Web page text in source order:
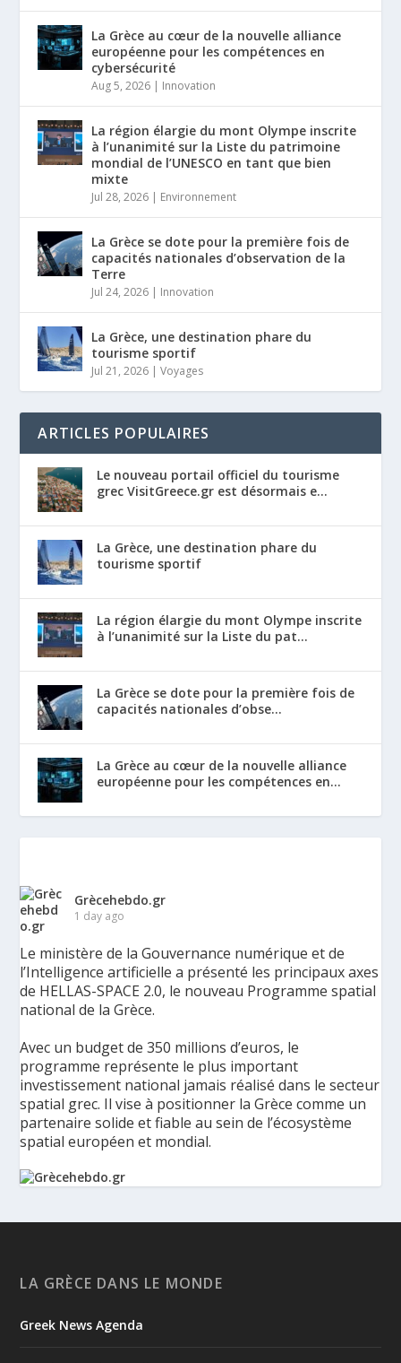
La Grèce au cœur de la nouvelle alliance
européenne pour les compétences en
cybersécurité
Aug 5, 2026 | Innovation
La région élargie du mont Olympe inscrite
à l’unanimité sur la Liste du patrimoine
mondial de l’UNESCO en tant que bien
mixte
Jul 28, 2026 | Environnement
La Grèce se dote pour la première fois de
capacités nationales d’observation de la
Terre
Jul 24, 2026 | Innovation
La Grèce, une destination phare du
tourisme sportif
Jul 21, 2026 |Voyages
ARTICLES POPULAIRES
Le nouveau portail officiel du tourisme
grec VisitGreece.gr est désormais e...
La Grèce, une destination phare du
tourisme sportif
La région élargie du mont Olympe inscrite
à l’unanimité sur la Liste du pat...
La Grèce se dote pour la première fois de
capacités nationales d’obse...
La Grèce au cœur de la nouvelle alliance
européenne pour les compétences en...
Grècehebdo.gr
1 day ago
Le ministère de la Gouvernance numérique et de
l’Intelligence artificielle a présenté les principaux axes
de HELLAS-SPACE 2.0, le nouveau Programme spatial
national de la Grèce.
Avec un budget de 350 millions d’euros, le
programme représente le plus important
investissement national jamais réalisé dans le secteur
spatial grec. Il vise à positionner la Grèce comme un
partenaire solide et fiable au sein de l’écosystème
spatial européen et mondial.
350 millions d’euros pour renforcer la sécurité,
l’Intelligence artificielle a présenté les principaux axes de
la Grèce, une initiative de 350 millions d’euros destinée à
LA GRÈCE DANS LE MONDE
Greek News Agenda